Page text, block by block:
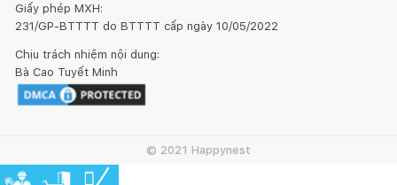
Đối với đồ nội thất làm từ gỗ, chúng tôi khuyến nghị nên
dùng sáp và xi bóng gỗ để chà sạch và làm mới ít nhất 6 tháng
một lần.
Đồ nội thất bằng gỗ sẽ có sự khác nhau về vân gỗ hoặc
Giấy phép MXH:
231/GP-BTTTT do BTTTT cấp ngày 10/05/2022
Chịu trách nhiệm nội dung:
Bà Cao Tuyết Minh
© 2021 Happynest